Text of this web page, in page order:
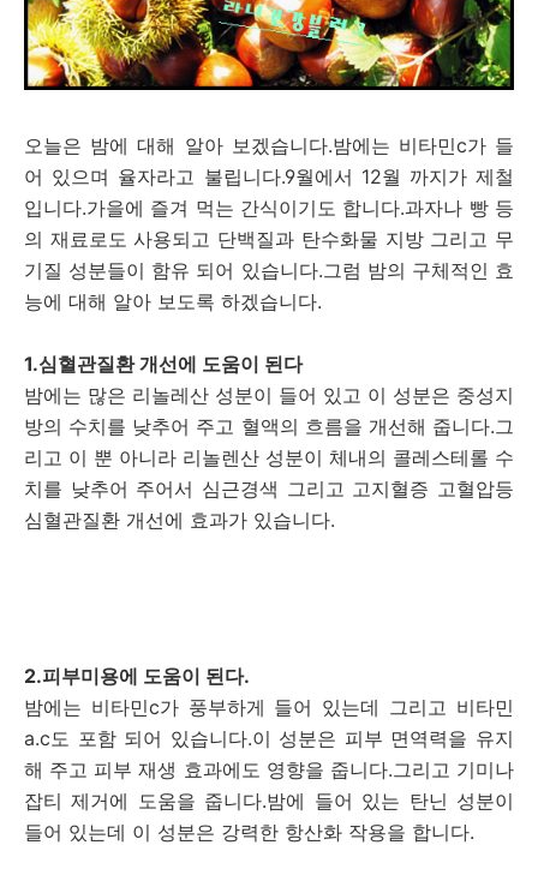
오늘은 밤에 대해 알아 보겠습니다.밤에는 비타민c가 들
어 있으며 율자라고 불립니다.9월에서 12월 까지가 제철
입니다.가을에 즐겨 먹는 간식이기도 합니다.과자나 빵 등
의 재료로도 사용되고 단백질과 탄수화물 지방 그리고 무
기질 성분들이 함유 되어 있습니다.그럼 밤의 구체적인 효
능에 대해 알아 보도록 하겠습니다.
1.심혈관질환 개선에 도움이 된다
밤에는 많은 리놀레산 성분이 들어 있고 이 성분은 중성지
방의 수치를 낮추어 주고 혈액의 흐름을 개선해 줍니다.그
리고 이 뿐 아니라 리놀렌산 성분이 체내의 콜레스테롤 수
치를 낮추어 주어서 심근경색 그리고 고지혈증 고혈압등
심혈관질환 개선에 효과가 있습니다.
2.피부미용에 도움이 된다.
밤에는 비타민c가 풍부하게 들어 있는데 그리고 비타민
a.c도 포함 되어 있습니다.이 성분은 피부 면역력을 유지
해 주고 피부 재생 효과에도 영향을 줍니다.그리고 기미나
잡티 제거에 도움을 줍니다.밤에 들어 있는 탄닌 성분이
들어 있는데 이 성분은 강력한 항산화 작용을 합니다.